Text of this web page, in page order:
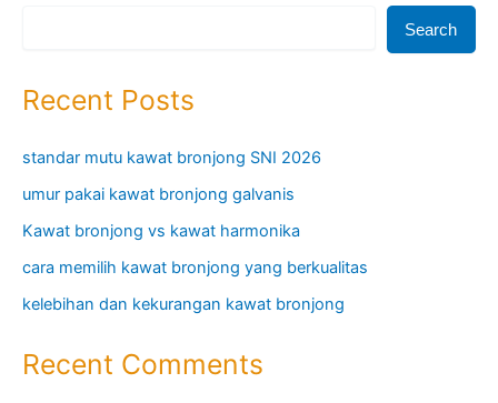
Search
Recent Posts
standar mutu kawat bronjong SNI 2026
umur pakai kawat bronjong galvanis
Kawat bronjong vs kawat harmonika
cara memilih kawat bronjong yang berkualitas
kelebihan dan kekurangan kawat bronjong
Recent Comments